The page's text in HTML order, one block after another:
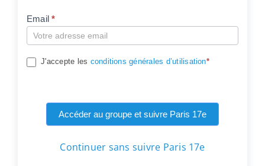
Compte
Email*
J'accepte les conditions générales d’utilisation*
Accéder au groupe et suivre Paris 17e
Continuer sans suivre Paris 17e